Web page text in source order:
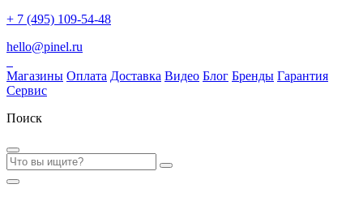
+ 7 (495) 109-54-48
hello@pinel.ru
Магазины Оплата Доставка Видео Блог Бренды Гарантия
Сервис
Поиск